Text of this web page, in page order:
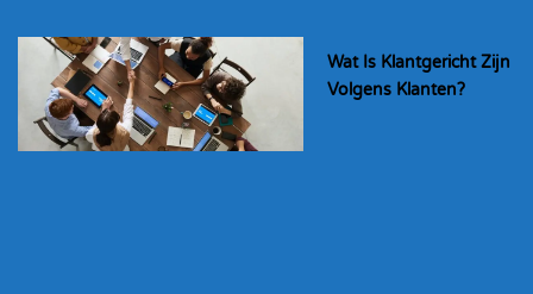
Wat Is Klantgericht Zijn
Volgens Klanten?